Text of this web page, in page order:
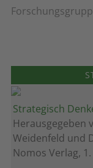
Strategisch
Herausgegeben
Weidenfeld und
Nomos Verlag,